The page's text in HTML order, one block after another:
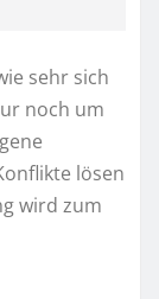
sehr sich
noch um
lösen
wird zum